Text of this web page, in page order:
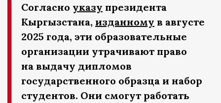
Согласно указу президента
Кыргызстана, изданному в августе
2025 года, эти образовательные
организации утрачивают право
на выдачу дипломов
государственного образца и набор
студентов. Они смогут работать